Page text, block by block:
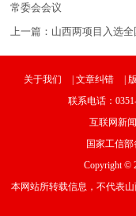
常委会会议
上一篇： 山西两项目入选
关于我们 文章纠错
联系电话：
互联网新
国家工信部
Copyright ©
本网站所转载信息，不代表